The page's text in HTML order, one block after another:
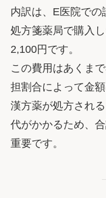
内訳は、E医院での
処方箋薬局で購入
2,100円です。
この費用はあくま
担割合によって金額
漢方薬が処方され
代がかかるため、
重要です。